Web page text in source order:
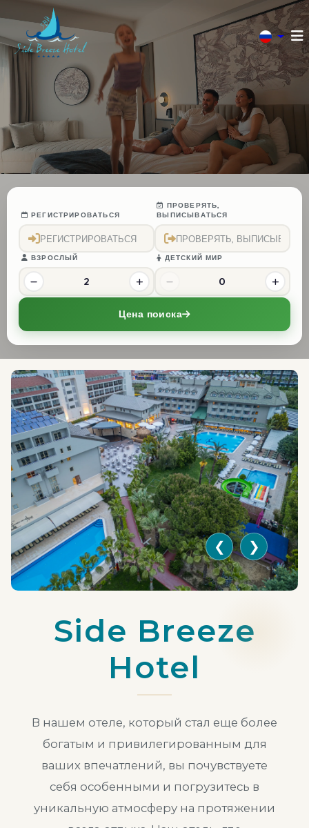
РЕГИСТРИРОВАТЬСЯ
ПРОВЕРЯТЬ,
ВЫПИСЫВАТЬСЯ
ВЗРОСЛЫЙ
2
ДЕТСКИЙ МИР
0
Цена поиска
❮ ❯
Side Breeze
Hotel
В нашем отеле, который стал еще более
богатым и привилегированным для
ваших впечатлений, вы почувствуете
себя особенными и погрузитесь в
уникальную атмосферу на протяжении